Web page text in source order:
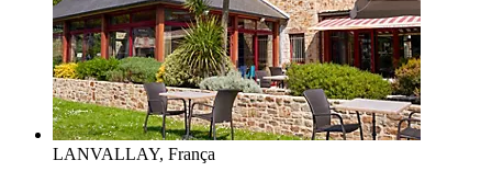
LANVALLAY, França